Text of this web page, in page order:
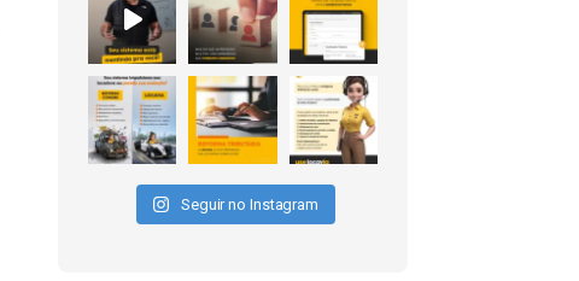
Seguir no Instagram